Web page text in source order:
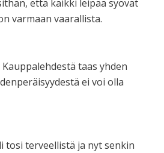
että kaikki leipää syövät
varmaan vaarallista.
taas yhden
ei voi olla
tosi terveellistä ja nyt senkin